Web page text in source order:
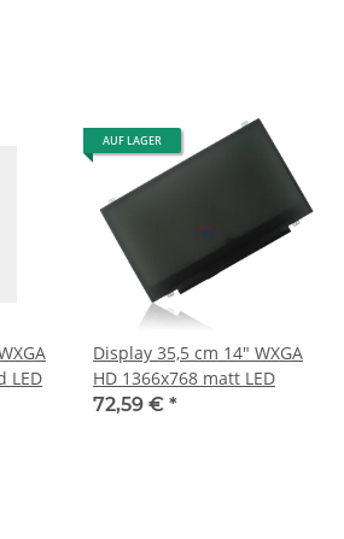
LED
AUF LAGER
Display 35,5 cm 14" WXGA
HD 1366x768 matt LED
72,59 € *